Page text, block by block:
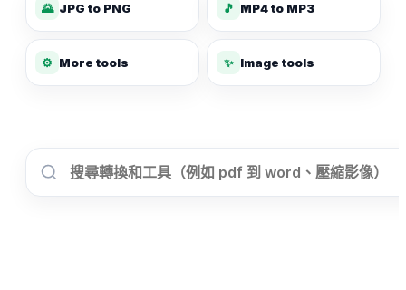
🌄 JPG to PNG 🎵 MP4 to MP3
⚙️ More tools ✨ Image tools